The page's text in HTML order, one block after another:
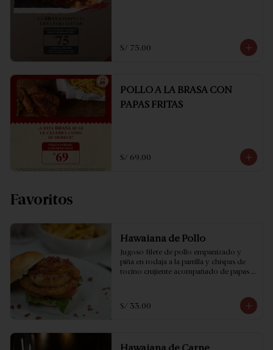
S/ 75.00
POLLO A LA BRASA CON
PAPAS FRITAS
S/ 69.00
Favoritos
Hawaiana de Pollo
Jugoso filete de pollo empanizado y
piña en rodaja a la parrilla y chispas de
tocino crujiente acompañado de papas
S/ 33.00